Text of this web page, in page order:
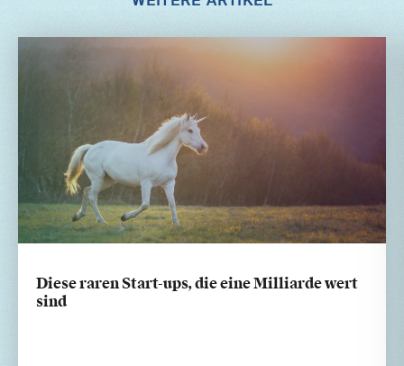
Diese raren Start-ups, die eine Milliarde wert
sind